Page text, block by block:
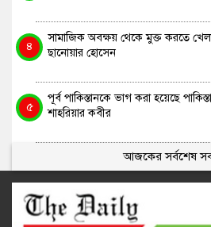
৪
সামাজিক অবক্ষয় থেকে মুক্ত করতে
ছানোয়ার হোসেন
৫
পূর্ব পাকিস্তানকে ভাগ করা হয়েছে
শাহরিয়ার কবীর
আজকের সর্বশেষ